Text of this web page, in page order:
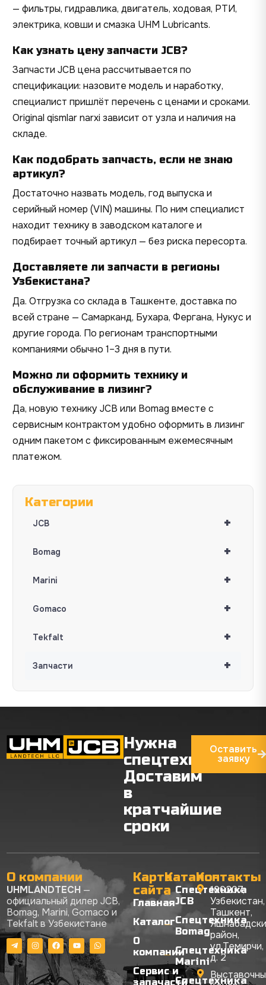
Категории
+
JCB
+
Bomag
+
Marini
+
Gomaco
+
Tekfalt
+
Запчасти
— фильтры, гидравлика, двигатель, ходовая, РТИ,
электрика, ковши и смазка UHM Lubricants.
Как узнать цену запчасти JCB?
Запчасти JCB цена рассчитывается по
спецификации: назовите модель и наработку,
специалист пришлёт перечень с ценами и сроками.
Original qismlar narxi зависит от узла и наличия на
складе.
Как подобрать запчасть, если не знаю
артикул?
Достаточно назвать модель, год выпуска и
серийный номер (VIN) машины. По ним специалист
находит технику в заводском каталоге и
подбирает точный артикул — без риска пересорта.
Доставляете ли запчасти в регионы
Узбекистана?
Да. Отгрузка со склада в Ташкенте, доставка по
всей стране — Самарканд, Бухара, Фергана, Нукус и
другие города. По регионам транспортными
компаниями обычно 1–3 дня в пути.
Можно ли оформить технику и
обслуживание в лизинг?
Да, новую технику JCB или Bomag вместе с
сервисным контрактом удобно оформить в лизинг
одним пакетом с фиксированным ежемесячным
платежом.
Нужна
спецтехника?
Доставим
в
кратчайшие
сроки
Оставить
заявку
О компании
UHMLANDTECH —
официальный дилер JCB,
Bomag, Marini, Gomaco и
Tekfalt в Узбекистане
Карта
сайта
Главная
Каталог
О
компании
Сервис и
запачасти
Каталог
Спецтехника
JCB
Спецтехника
Bomag
Спецтехника
Marini
Спецтехника
Контакты
100207,
Узбекистан,
Ташкент,
район,
ул.Темирчи,
д. 2